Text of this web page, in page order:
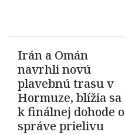
Irán a Omán
navrhli novú
plavebnú trasu v
Hormuze, blížia sa
k finálnej dohode o
správe prielivu